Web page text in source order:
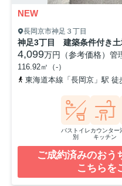
NEW
長岡京市神足３丁目
神足3丁目 建築条件付き土
4,099万円（参考価格） 管
116.92㎡（-）
東海道本線「長岡京」駅 徒
バストイレ
別
カウンター
キッチン
ご成約済みのおう
こちらを